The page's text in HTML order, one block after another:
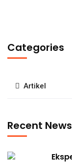
Categories
Artikel
Recent News